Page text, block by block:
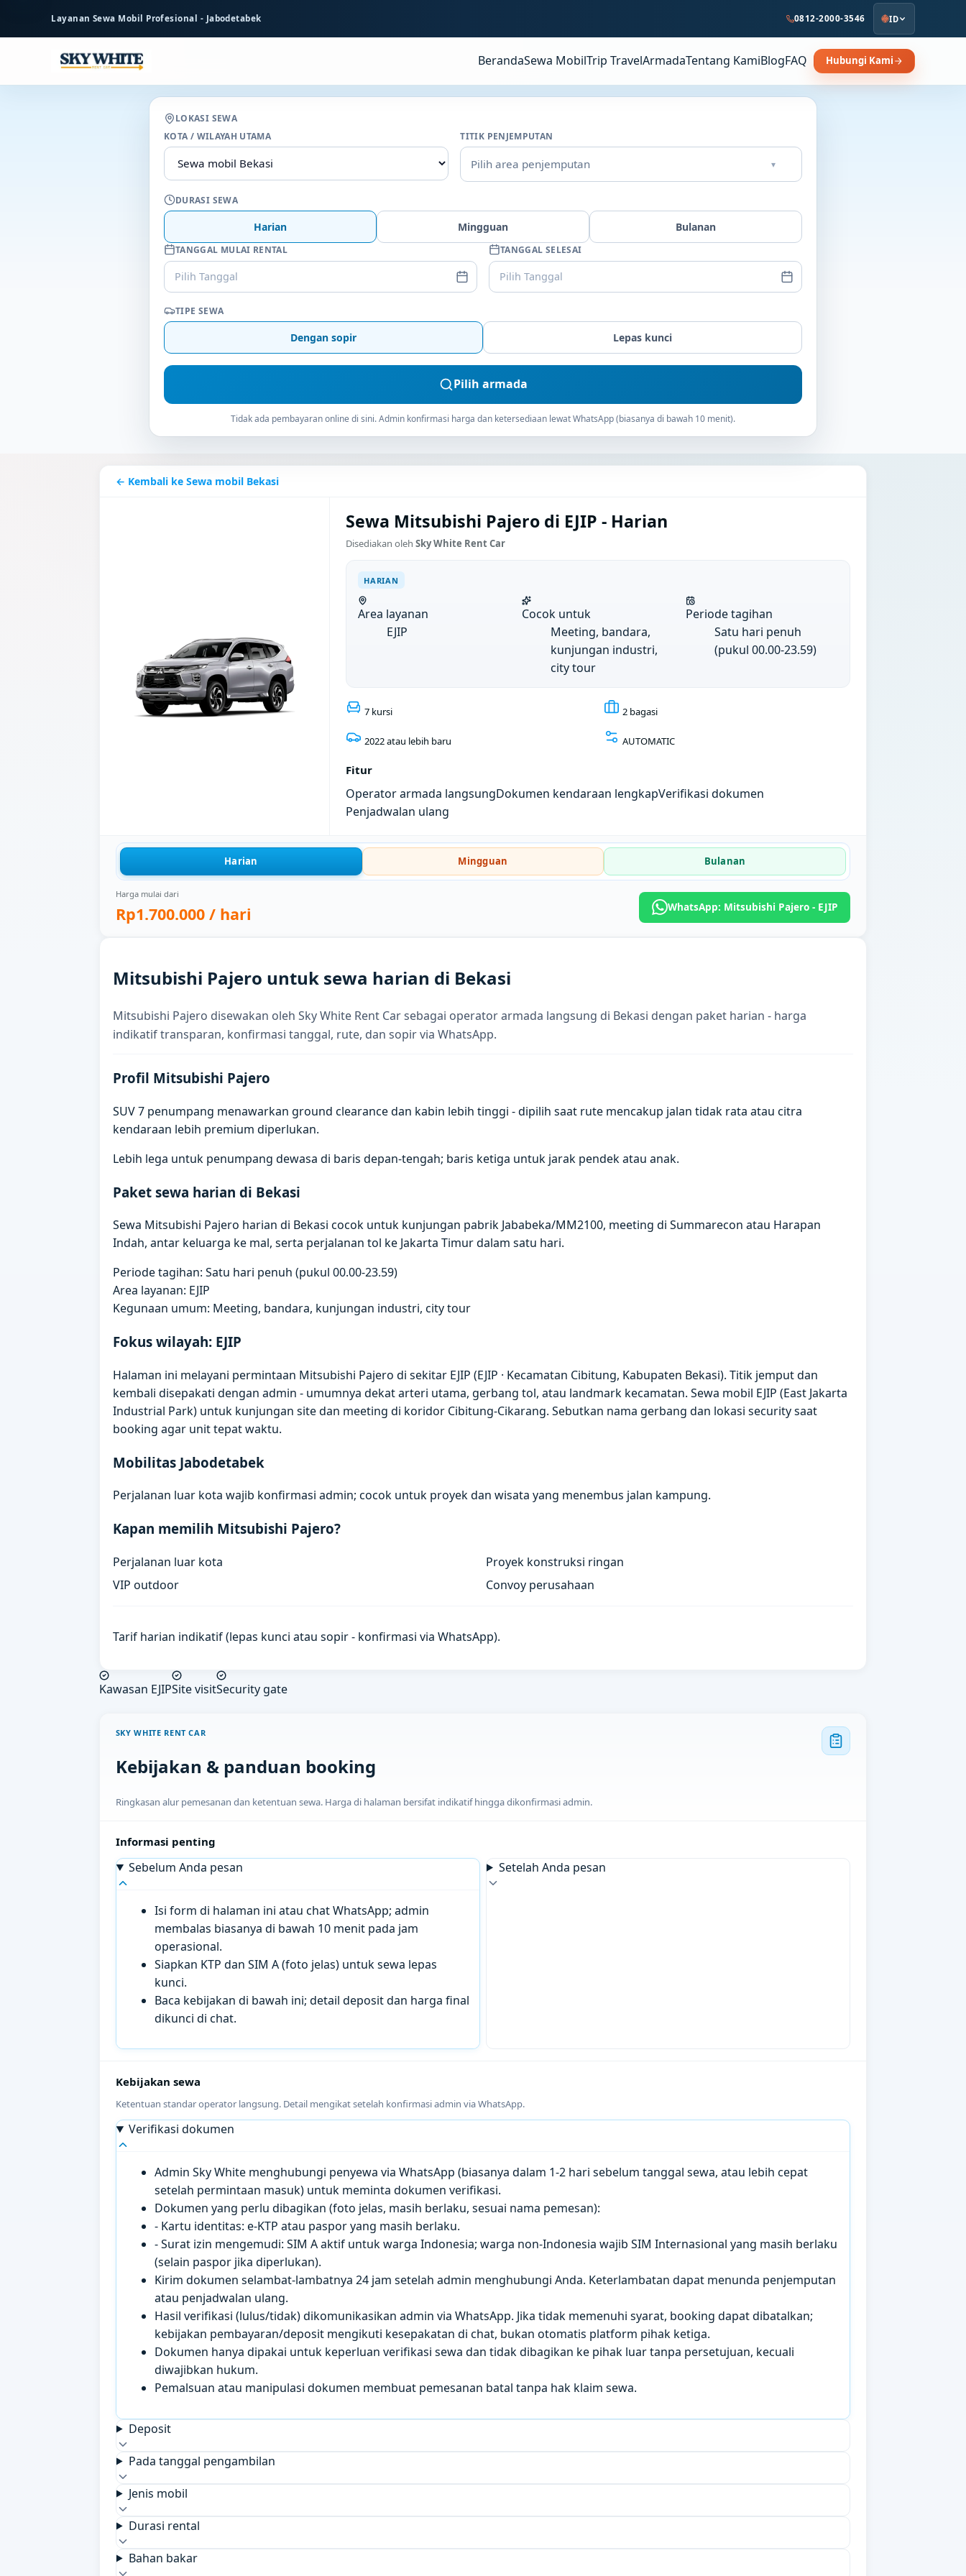
Layanan Sewa Mobil Profesional - Jabodetabek 0812-2000-3546 ID
BerandaSewa MobilTrip TravelArmadaTentang KamiBlogFAQ Hubungi Kami
LOKASI SEWA
KOTA / WILAYAH UTAMA
TITIK PENJEMPUTAN
Pilih area penjemputan ▾
DURASI SEWA
Harian Mingguan Bulanan
TANGGAL MULAI RENTAL
Pilih Tanggal
TANGGAL SELESAI
Pilih Tanggal
TIPE SEWA
Dengan sopir Lepas kunci
Pilih armada
Tidak ada pembayaran online di sini. Admin konfirmasi harga dan ketersediaan lewat WhatsApp (biasanya di bawah 10 menit).
← Kembali ke Sewa mobil Bekasi
Sewa Mitsubishi Pajero di EJIP - Harian
Disediakan oleh Sky White Rent Car
HARIAN
Area layanan
EJIP
Cocok untuk
Meeting, bandara,
kunjungan industri,
city tour
Periode tagihan
Satu hari penuh
(pukul 00.00-23.59)
7 kursi 2 bagasi
2022 atau lebih baru AUTOMATIC
Fitur
Operator armada langsungDokumen kendaraan lengkapVerifikasi dokumen
Penjadwalan ulang
Harian Mingguan Bulanan
Harga mulai dari
Rp1.700.000 / hari WhatsApp: Mitsubishi Pajero - EJIP
Mitsubishi Pajero untuk sewa harian di Bekasi
Mitsubishi Pajero disewakan oleh Sky White Rent Car sebagai operator armada langsung di Bekasi dengan paket harian - harga
indikatif transparan, konfirmasi tanggal, rute, dan sopir via WhatsApp.
Profil Mitsubishi Pajero
SUV 7 penumpang menawarkan ground clearance dan kabin lebih tinggi - dipilih saat rute mencakup jalan tidak rata atau citra
kendaraan lebih premium diperlukan.
Lebih lega untuk penumpang dewasa di baris depan-tengah; baris ketiga untuk jarak pendek atau anak.
Paket sewa harian di Bekasi
Sewa Mitsubishi Pajero harian di Bekasi cocok untuk kunjungan pabrik Jababeka/MM2100, meeting di Summarecon atau Harapan
Indah, antar keluarga ke mal, serta perjalanan tol ke Jakarta Timur dalam satu hari.
Periode tagihan: Satu hari penuh (pukul 00.00-23.59)
Area layanan: EJIP
Kegunaan umum: Meeting, bandara, kunjungan industri, city tour
Fokus wilayah: EJIP
Halaman ini melayani permintaan Mitsubishi Pajero di sekitar EJIP (EJIP · Kecamatan Cibitung, Kabupaten Bekasi). Titik jemput dan
kembali disepakati dengan admin - umumnya dekat arteri utama, gerbang tol, atau landmark kecamatan. Sewa mobil EJIP (East Jakarta
Industrial Park) untuk kunjungan site dan meeting di koridor Cibitung-Cikarang. Sebutkan nama gerbang dan lokasi security saat
booking agar unit tepat waktu.
Mobilitas Jabodetabek
Perjalanan luar kota wajib konfirmasi admin; cocok untuk proyek dan wisata yang menembus jalan kampung.
Kapan memilih Mitsubishi Pajero?
Perjalanan luar kota
Proyek konstruksi ringan
VIP outdoor
Convoy perusahaan
Tarif harian indikatif (lepas kunci atau sopir - konfirmasi via WhatsApp).
Kawasan EJIPSite visitSecurity gate
SKY WHITE RENT CAR
Kebijakan & panduan booking
Ringkasan alur pemesanan dan ketentuan sewa. Harga di halaman bersifat indikatif hingga dikonfirmasi admin.
Informasi penting
Sebelum Anda pesan
Isi form di halaman ini atau chat WhatsApp; admin
membalas biasanya di bawah 10 menit pada jam
operasional.
Siapkan KTP dan SIM A (foto jelas) untuk sewa lepas
kunci.
Baca kebijakan di bawah ini; detail deposit dan harga final
dikunci di chat.
Setelah Anda pesan
Kebijakan sewa
Ketentuan standar operator langsung. Detail mengikat setelah konfirmasi admin via WhatsApp.
Verifikasi dokumen
Admin Sky White menghubungi penyewa via WhatsApp (biasanya dalam 1-2 hari sebelum tanggal sewa, atau lebih cepat
setelah permintaan masuk) untuk meminta dokumen verifikasi.
Dokumen yang perlu dibagikan (foto jelas, masih berlaku, sesuai nama pemesan):
- Kartu identitas: e-KTP atau paspor yang masih berlaku.
- Surat izin mengemudi: SIM A aktif untuk warga Indonesia; warga non-Indonesia wajib SIM Internasional yang masih berlaku
(selain paspor jika diperlukan).
Kirim dokumen selambat-lambatnya 24 jam setelah admin menghubungi Anda. Keterlambatan dapat menunda penjemputan
atau penjadwalan ulang.
Hasil verifikasi (lulus/tidak) dikomunikasikan admin via WhatsApp. Jika tidak memenuhi syarat, booking dapat dibatalkan;
kebijakan pembayaran/deposit mengikuti kesepakatan di chat, bukan otomatis platform pihak ketiga.
Dokumen hanya dipakai untuk keperluan verifikasi sewa dan tidak dibagikan ke pihak luar tanpa persetujuan, kecuali
diwajibkan hukum.
Pemalsuan atau manipulasi dokumen membuat pemesanan batal tanpa hak klaim sewa.
Deposit
Pada tanggal pengambilan
Jenis mobil
Durasi rental
Bahan bakar